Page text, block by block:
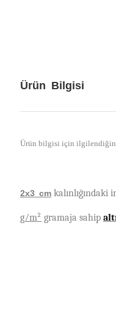
Ürün Bilgisi
Ürün bilgisi için
2x3 cm kalınlığındaki
g/m² gramaja sahip